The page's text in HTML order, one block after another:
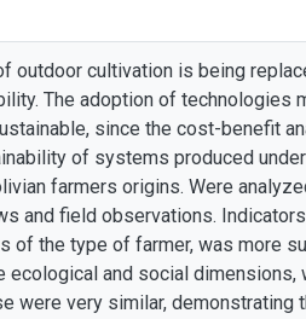
outdoor cultivation is being
The adoption of technologies
since the cost-benefit
of systems produced
farmers origins. Were
and field observations.
of the type of farmer, was more
and social dimensions,
were very similar,